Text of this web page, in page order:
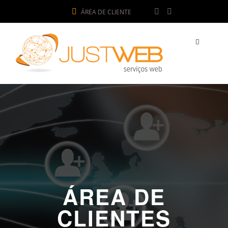
ÁREA DE CLIENTE
ÁREA DE
CLIENTES